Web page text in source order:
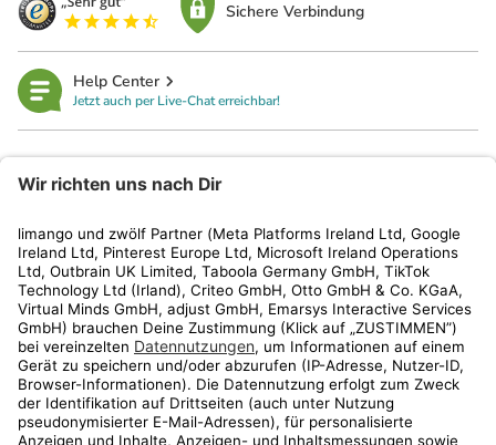
Sichere Verbindung
Help Center
Jetzt auch per Live-Chat erreichbar!
Kundenservice
Shop
Aktionen
Travel